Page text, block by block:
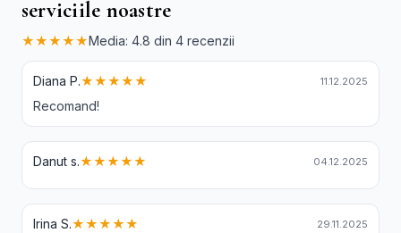
serviciile noastre
★★★★★Media: 4.8 din 4 recenzii
Diana P.★★★★★ 11.12.2025
Recomand!
Danut s.★★★★★ 04.12.2025
Irina S.★★★★★ 29.11.2025